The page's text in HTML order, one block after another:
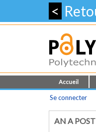
<
Accueil
Se connecter
AN A